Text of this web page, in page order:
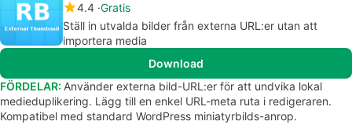
4.4 Gratis
Ställ in utvalda bilder från externa URL:er utan att
importera media
Download
FÖRDELAR: Använder externa bild-URL:er för att undvika lokal
medieduplikering. Lägg till en enkel URL-meta ruta i redigeraren.
Kompatibel med standard WordPress miniatyrbilds-anrop.